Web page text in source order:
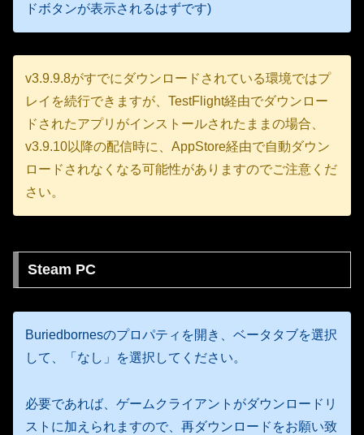
ドボタンが表示されるはずです)
v3.9.9.8がすでにダウンロードされている環境ではプ
レイを続行できますが、TestFlight経由でダウンロー
ドされたアプリがインストールされたままの場合、
v3.9.10以降の配信時に、AppStore経由で自動ダウン
ロードされなくなる可能性がありますのでご注意くだ
さい。
Steam PC
Buriedbornesのプロパティを開き、ベータタブを選択
して、「なし」を選択してください。
必要であれば、ゲームクライアントがダウンロードリ
ストに加えられますので、再ダウンロードをお願い致